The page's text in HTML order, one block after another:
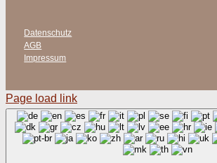
Datenschutz
AGB
Impressum
Page load link